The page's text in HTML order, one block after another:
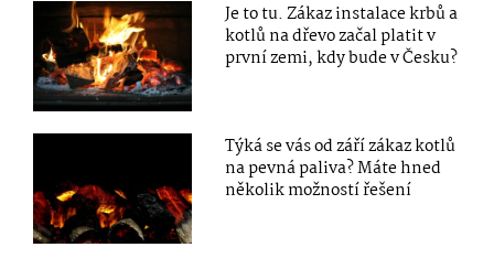
Je to tu. Zákaz instalace krbů a
kotlů na dřevo začal platit v
první zemi, kdy bude v Česku?
Týká se vás od září zákaz kotlů
na pevná paliva? Máte hned
několik možností řešení